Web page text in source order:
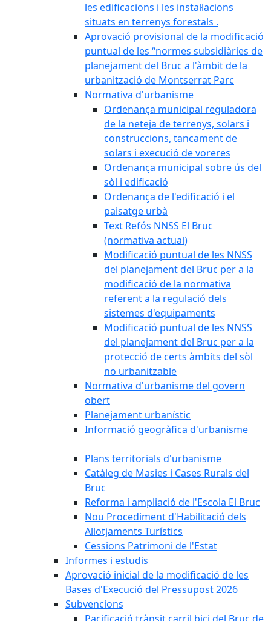
les edificacions i les instal·lacions
situats en terrenys forestals .
Aprovació provisional de la modificació
puntual de les “normes subsidiàries de
planejament del Bruc a l'àmbit de la
urbanització de Montserrat Parc
Normativa d'urbanisme
Ordenança municipal reguladora
de la neteja de terrenys, solars i
construccions, tancament de
solars i execució de voreres
Ordenança municipal sobre ús del
sòl i edificació
Ordenança de l'edificació i el
paisatge urbà
Text Refós NNSS El Bruc
(normativa actual)
Modificació puntual de les NNSS
del planejament del Bruc per a la
modificació de la normativa
referent a la regulació dels
sistemes d'equipaments
Modificació puntual de les NNSS
del planejament del Bruc per a la
protecció de certs àmbits del sòl
no urbanitzable
Normativa d'urbanisme del govern
obert
Planejament urbanístic
Informació geogràfica d'urbanisme
Plans territorials d'urbanisme
Catàleg de Masies i Cases Rurals del
Bruc
Reforma i ampliació de l'Escola El Bruc
Nou Procediment d'Habilitació dels
Allotjaments Turístics
Cessions Patrimoni de l'Estat
Informes i estudis
Aprovació inicial de la modificació de les
Bases d'Execució del Pressupost 2026
Subvencions